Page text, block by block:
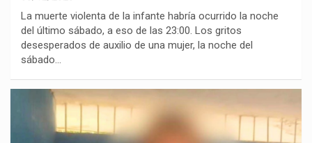
La muerte violenta de la infante habría ocurrido la noche
del último sábado, a eso de las 23:00. Los gritos
desesperados de auxilio de una mujer, la noche del
sábado…